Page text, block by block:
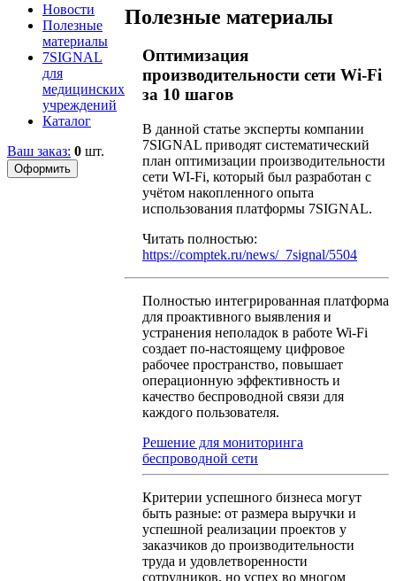
Новости
Полезные
материалы
7SIGNAL
для
медицинских
учреждений
Каталог
Ваш заказ: 0 шт.
Полезные материалы
Оптимизация
производительности сети Wi-Fi
за 10 шагов
В данной статье эксперты компании
7SIGNAL приводят систематический
план оптимизации производительности
сети WI-Fi, который был разработан с
учётом накопленного опыта
использования платформы 7SIGNAL.
Читать полностью:
https://comptek.ru/news/_7signal/5504
Полностью интегрированная платформа
для проактивного выявления и
устранения неполадок в работе Wi-Fi
создает по-настоящему цифровое
рабочее пространство, повышает
операционную эффективность и
качество беспроводной связи для
каждого пользователя.
Решение для мониторинга
беспроводной сети
Критерии успешного бизнеса могут
быть разные: от размера выручки и
успешной реализации проектов у
заказчиков до производительности
труда и удовлетворенности
сотрудников, но успех во многом